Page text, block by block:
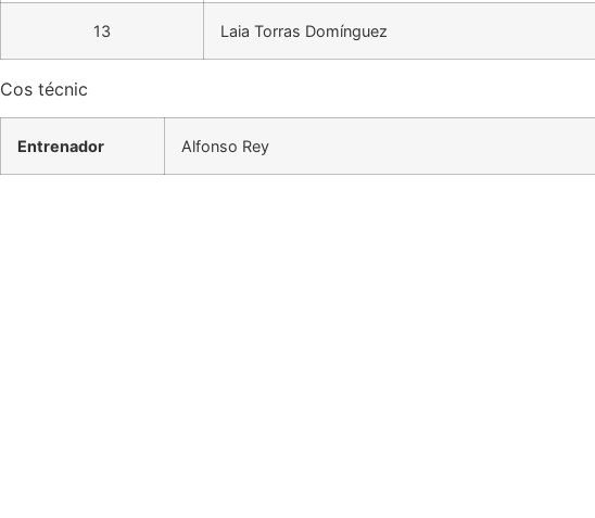
13 Laia Torras Domínguez
Cos técnic
Entrenador Alfonso Rey